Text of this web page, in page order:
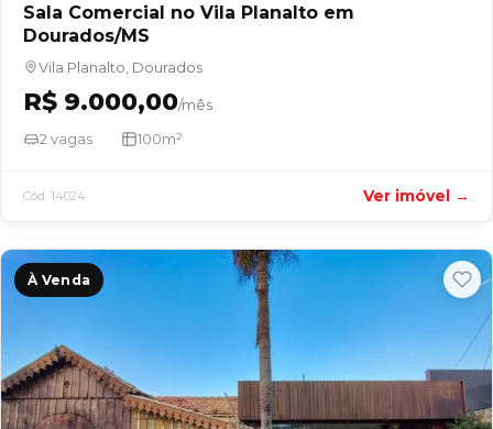
Sala Comercial no Vila Planalto em
Dourados/MS
Vila Planalto, Dourados
R$ 9.000,00/mês
2 vagas
100m²
Cód. 14024 Ver imóvel →
À Venda